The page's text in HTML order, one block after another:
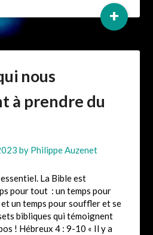
+
nous
à prendre du
by Philippe Auzenet
La Bible est
pour tout : un temps pour
un temps pour souffler et se
bibliques qui témoignent
! Hébreux 4 : 9-10 « Il y a